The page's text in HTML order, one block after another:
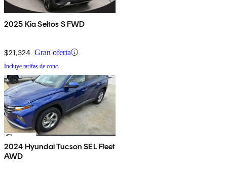
2025 Kia Seltos S FWD
$21,324 Gran oferta
Incluye tarifas de conc.
2024 Hyundai Tucson SEL Fleet
AWD